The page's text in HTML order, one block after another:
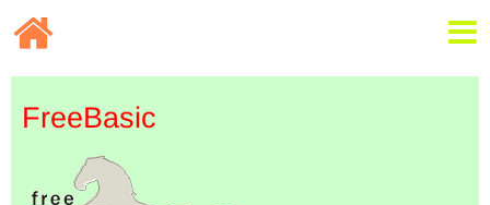
FreeBasic